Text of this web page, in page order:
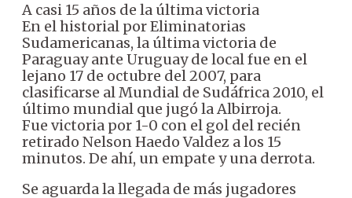
A casi 15 años de la última victoria
En el historial por Eliminatorias
Sudamericanas, la última victoria de
Paraguay ante Uruguay de local fue en el
lejano 17 de octubre del 2007, para
clasificarse al Mundial de Sudáfrica 2010, el
último mundial que jugó la Albirroja.
Fue victoria por 1-0 con el gol del recién
retirado Nelson Haedo Valdez a los 15
minutos. De ahí, un empate y una derrota.
Se aguarda la llegada de más jugadores